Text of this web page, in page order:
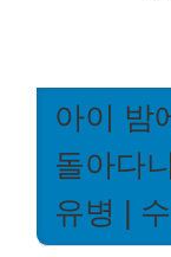
아이 밤
돌아다
유병 |